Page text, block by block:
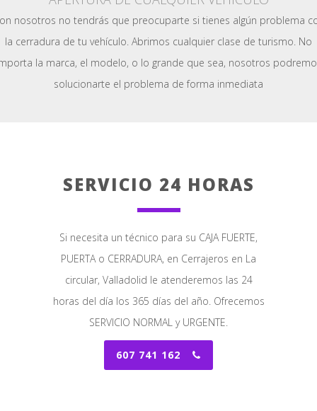
nosotros no tendrás que preocuparte si tienes algún problema
la cerradura de tu vehículo. Abrimos cualquier clase de turismo. No
la marca, el modelo, o lo grande que sea, nosotros
solucionarte el problema de forma inmediata
SERVICIO 24 HORAS
Si necesita un técnico para su CAJA FUERTE,
PUERTA o CERRADURA, en Cerrajeros en La
circular, Valladolid le atenderemos las 24
horas del día los 365 días del año. Ofrecemos
SERVICIO NORMAL y URGENTE.
607 741 162